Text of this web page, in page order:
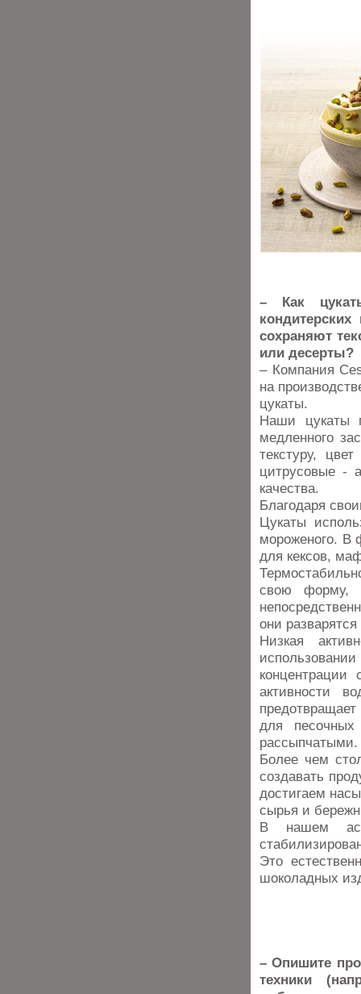
– Как
сохраняют
или десерты?
– Компания
на
цукаты.
Наши цукаты
медленного
текстуру,
цитрусовые -
качества.
Благодаря
Цукаты
мороженого. В
для кексов,
свою форму,
они
Низкая
концентрации
активности
для
рассыпчатыми.
Более чем
создавать
достигаем
сырья и
В нашем
Это
шоколадных
– Опишите
техники